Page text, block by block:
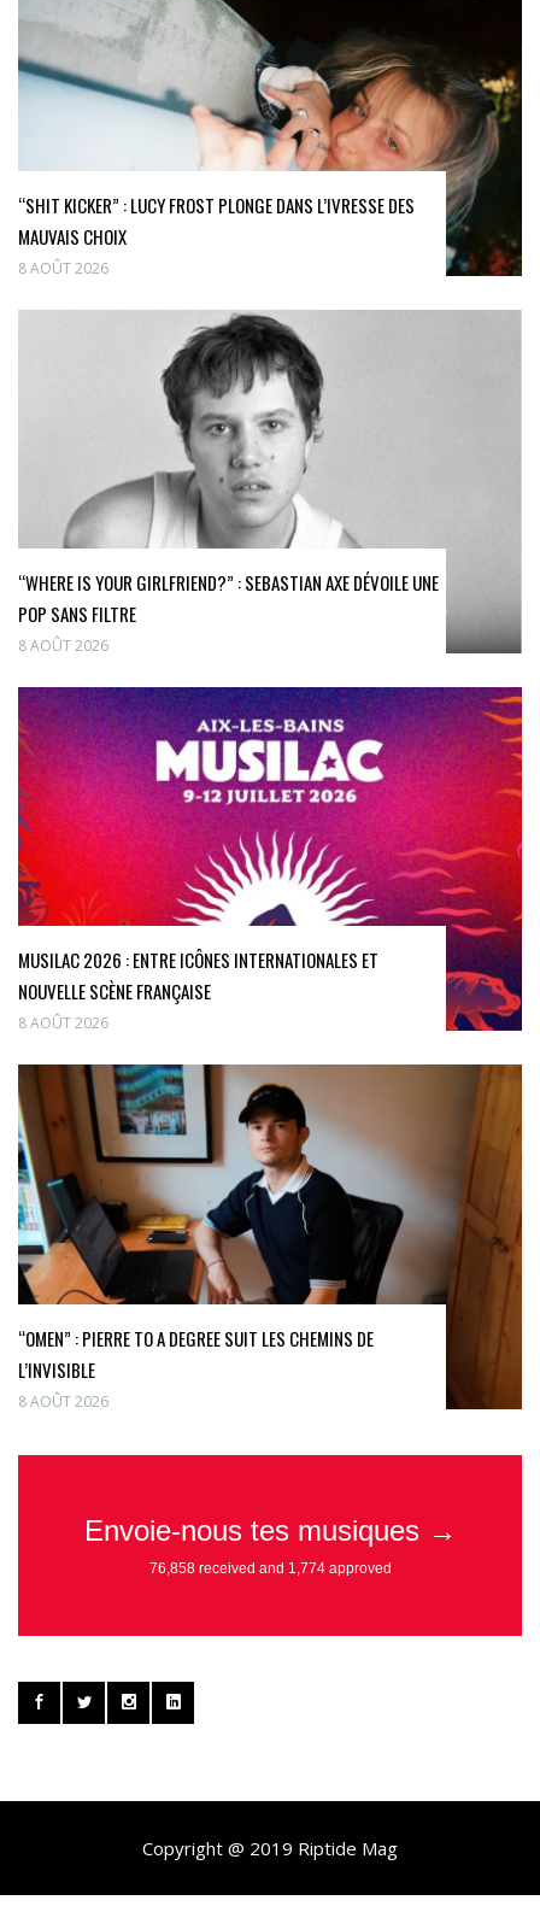
“SHIT KICKER” : LUCY FROST PLONGE DANS L’IVRESSE DES
MAUVAIS CHOIX
8 AOÛT 2026
“WHERE IS YOUR GIRLFRIEND?” : SEBASTIAN AXE DÉVOILE UNE
POP SANS FILTRE
8 AOÛT 2026
MUSILAC 2026 : ENTRE ICÔNES INTERNATIONALES ET
NOUVELLE SCÈNE FRANÇAISE
8 AOÛT 2026
“OMEN” : PIERRE TO A DEGREE SUIT LES CHEMINS DE
L’INVISIBLE
8 AOÛT 2026
Copyright @ 2019 Riptide Mag